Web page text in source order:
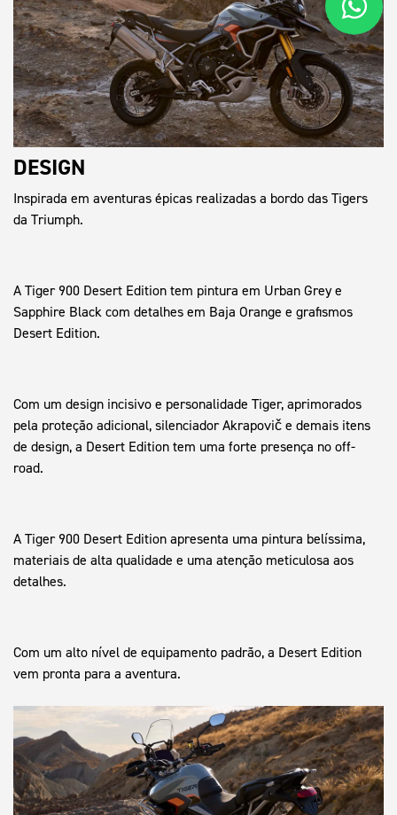
DESIGN
Inspirada em aventuras épicas realizadas a bordo das Tigers
da Triumph.
A Tiger 900 Desert Edition tem pintura em Urban Grey e
Sapphire Black com detalhes em Baja Orange e grafismos
Desert Edition.
Com um design incisivo e personalidade Tiger, aprimorados
pela proteção adicional, silenciador Akrapovič e demais itens
de design, a Desert Edition tem uma forte presença no off-
road.
A Tiger 900 Desert Edition apresenta uma pintura belíssima,
materiais de alta qualidade e uma atenção meticulosa aos
detalhes.
Com um alto nível de equipamento padrão, a Desert Edition
vem pronta para a aventura.